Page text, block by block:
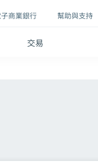
交易
商業銀行 幫助與支持